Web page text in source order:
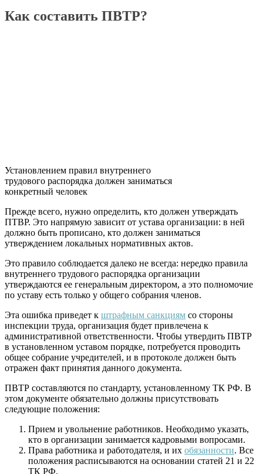
Как составить ПВТР?
Установлением правил внутреннего
трудового распорядка должен заниматься
конкретный человек
Прежде всего, нужно определить, кто должен утверждать
ПТВР. Это напрямую зависит от устава организации: в ней
должно быть прописано, кто должен заниматься
утверждением локальных нормативных актов.
Это правило соблюдается далеко не всегда: нередко правила
внутреннего трудового распорядка организации
утверждаются ее генеральным директором, а это полномочие
по уставу есть только у общего собрания членов.
Эта ошибка приведет к штрафным санкциям со стороны
инспекции труда, организация будет привлечена к
административной ответственности. Чтобы утвердить ПВТР
в установленном уставом порядке, потребуется проводить
общее собрание учредителей, и в протоколе должен быть
отражен факт принятия данного документа.
ПВТР составляются по стандарту, установленному ТК РФ. В
этом документе обязательно должны присутствовать
следующие положения:
Прием и увольнение работников. Необходимо указать,
кто в организации занимается кадровыми вопросами.
Права работника и работодателя, и их обязанности. Все
положения расписываются на основании статей 21 и 22
ТК РФ.